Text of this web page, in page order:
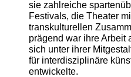
sie zahlreiche
Festivals, die Theater
transkulturellen
prägend war ihre Arbeit
sich unter ihrer
für interdisziplinäre
entwickelte.